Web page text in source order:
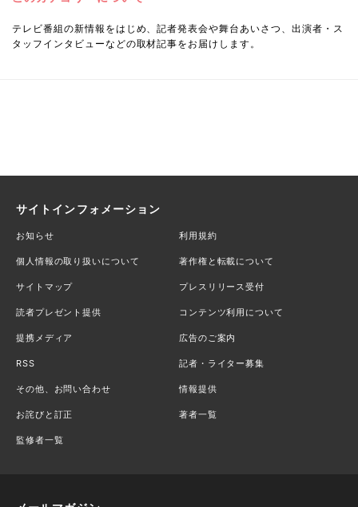
テレビ番組の新情報をはじめ、記者発表会や舞台あいさつ、出演者・ス
タッフインタビューなどの取材記事をお届けします。
サイトインフォメーション
お知らせ 利用規約
個人情報の取り扱いについて 著作権と転載について
サイトマップ プレスリリース受付
読者プレゼント提供 コンテンツ利用について
提携メディア 広告のご案内
RSS 記者・ライター募集
その他、お問い合わせ 情報提供
お詫びと訂正 著者一覧
監修者一覧